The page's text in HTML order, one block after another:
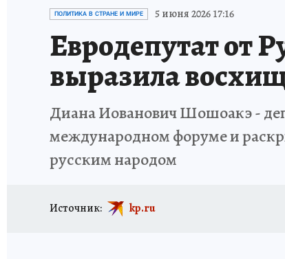
ИСПЫТАНО НА СЕБЕ
ПОЛИТИКА В СТРАНЕ И МИРЕ 5 июня 2026 17:16
Евродепутат
выразила
Диана Иованович Шошоакэ -
международном форуме и
русским народом
Источник: kp.ru